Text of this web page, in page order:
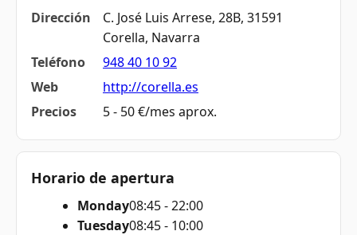
Dirección
C. José Luis Arrese, 28B, 31591
Corella, Navarra
Teléfono
948 40 10 92
Web
http://corella.es
Precios
5 - 50 €/mes aprox.
Horario de apertura
Monday08:45 - 22:00
Tuesday08:45 - 10:00